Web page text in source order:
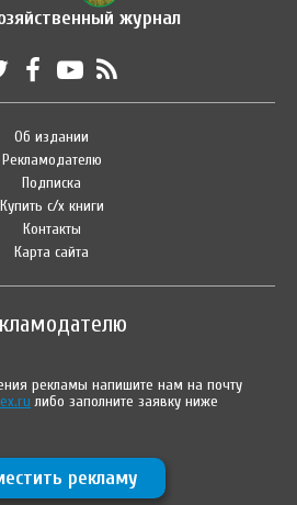
журнал
Об издании
Рекламодателю
Подписка
Купить с/х книги
Контакты
Карта сайта
рекламы напишите нам на почту
либо заполните заявку ниже
рекламу